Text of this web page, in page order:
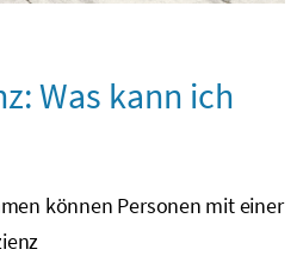
Was kann ich
können Personen mit einer